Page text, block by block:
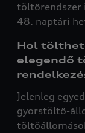
töltőrendszer
48. naptári
Hol
elegendő
Jelenleg
gyorstöltő-